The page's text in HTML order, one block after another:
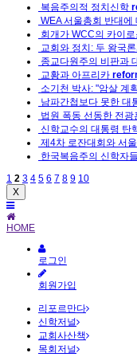
복음주의적 정치신학
WEA 서울총회 반대에
회개가 WCC의 카이
교회와 정치: 두 왕국
종교다원주의 비판과
교황과 아프리카
소기천 박사: "암살 계
남파간첩보다 못한 대
법원 폭동 선동한 전광
신학교수의 대통령 탄
제4차 로잔대회와 서
한국복음주의 신학자
1 2 3 4 5 6 7 8 9 10
X
HOME
로그인
회원가입
리포르만다
신학저널
교회사산책
목회저널